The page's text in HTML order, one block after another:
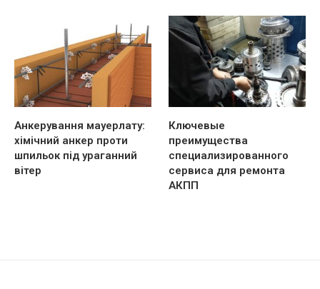
Анкерування мауерлату:
хімічний анкер проти
шпильок під ураганний
вітер
Ключевые
преимущества
специализированного
сервиса для ремонта
АКПП